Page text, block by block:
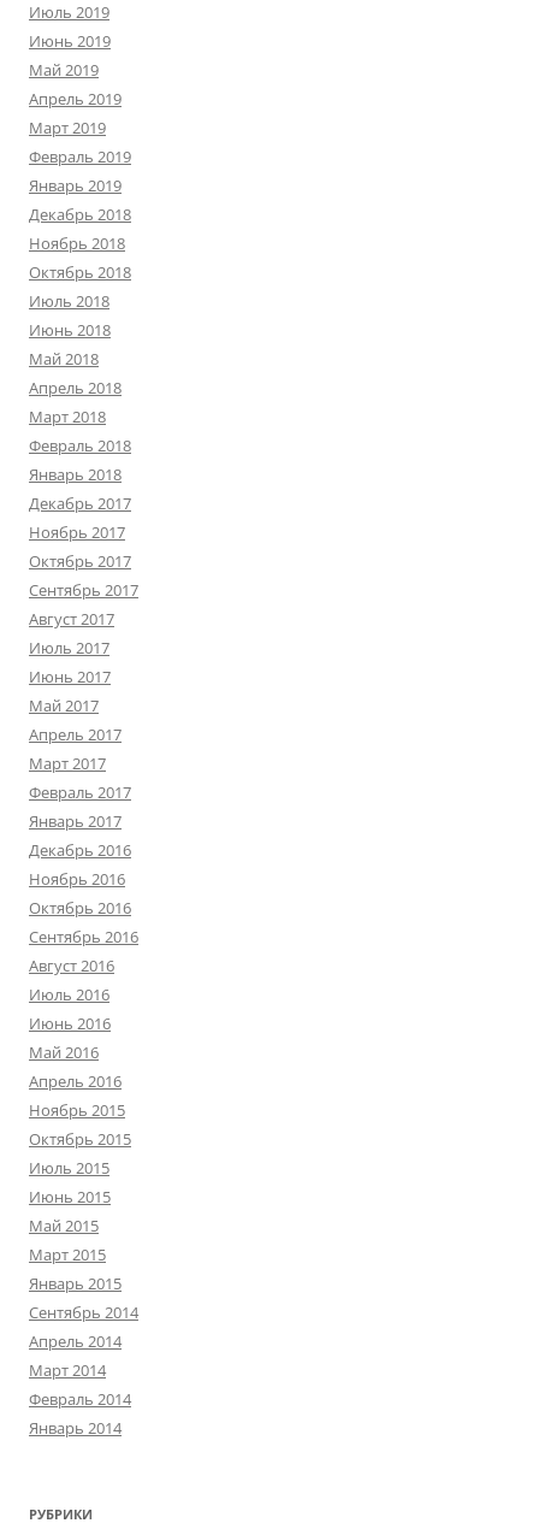
Июль 2019
Июнь 2019
Май 2019
Апрель 2019
Март 2019
Февраль 2019
Январь 2019
Декабрь 2018
Ноябрь 2018
Октябрь 2018
Июль 2018
Июнь 2018
Май 2018
Апрель 2018
Март 2018
Февраль 2018
Январь 2018
Декабрь 2017
Ноябрь 2017
Октябрь 2017
Сентябрь 2017
Август 2017
Июль 2017
Июнь 2017
Май 2017
Апрель 2017
Март 2017
Февраль 2017
Январь 2017
Декабрь 2016
Ноябрь 2016
Октябрь 2016
Сентябрь 2016
Август 2016
Июль 2016
Июнь 2016
Май 2016
Апрель 2016
Ноябрь 2015
Октябрь 2015
Июль 2015
Июнь 2015
Май 2015
Март 2015
Январь 2015
Сентябрь 2014
Апрель 2014
Март 2014
Февраль 2014
Январь 2014
РУБРИКИ